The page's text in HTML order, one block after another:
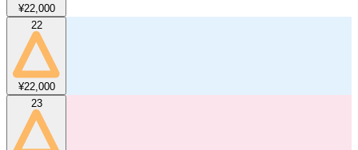
¥22,000
22
¥22,000
23